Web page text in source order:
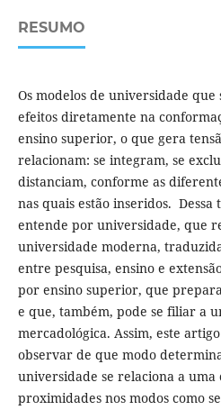
RESUMO
Os modelos de universidade
efeitos diretamente na
ensino superior, o que gera
relacionam: se integram, se
distanciam, conforme as
nas quais estão inseridos. Dessa
entende por universidade, que
universidade moderna,
entre pesquisa, ensino e
por ensino superior, que
e que, também, pode se filiar a
mercadológica. Assim, este
observar de que modo
universidade se relaciona a
proximidades nos modos como